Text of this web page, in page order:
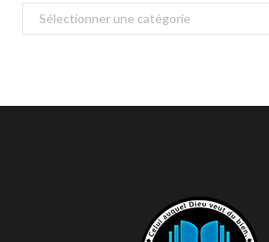
Catégories